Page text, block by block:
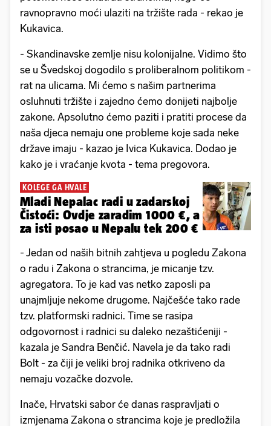
ravnopravno moći ulaziti na tržište rada - rekao je
Kukavica.
- Skandinavske zemlje nisu kolonijalne. Vidimo što
se u Švedskoj dogodilo s proliberalnom politikom -
rat na ulicama. Mi ćemo s našim partnerima
osluhnuti tržište i zajedno ćemo donijeti najbolje
zakone. Apsolutno ćemo paziti i pratiti procese da
naša djeca nemaju one probleme koje sada neke
države imaju - kazao je Ivica Kukavica. Dodao je
kako je i vraćanje kvota - tema pregovora.
KOLEGE GA HVALE
Mladi Nepalac radi u zadarskoj
Čistoći: Ovdje zaradim 1000 €, a
za isti posao u Nepalu tek 200 €
- Jedan od naših bitnih zahtjeva u pogledu Zakona
o radu i Zakona o strancima, je micanje tzv.
agregatora. To je kad vas netko zaposli pa
unajmljuje nekome drugome. Najčešće tako rade
tzv. platformski radnici. Time se rasipa
odgovornost i radnici su daleko nezaštićeniji -
kazala je Sandra Benčić. Navela je da tako radi
Bolt - za čiji je veliki broj radnika otkriveno da
nemaju vozačke dozvole.
Inače, Hrvatski sabor će danas raspravljati o
izmjenama Zakona o strancima koje je predložila